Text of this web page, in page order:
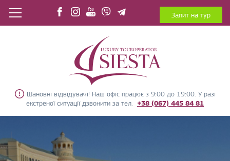
Шановні відвідувачі! Наш офіс працює з 9:00 до 19:00. У разі
екстреної ситуації дзвонити за тел. +38 (067) 445 84 81
Запит на тур